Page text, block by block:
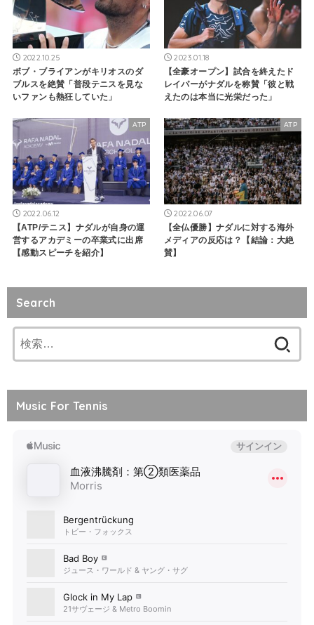
2022.10.25
ボブ・ブライアンがキリオスのダ
ブルスを絶賛「普段テニスを見な
いファンも熱狂していた」
2023.01.18
【全豪オープン】試合を終えたド
レイパーがナダルを称賛「彼と戦
えたのは本当に光栄だった」
ATP
2022.06.12
【ATP/テニス】ナダルが自身の運
営するアカデミーの卒業式に出席
【感動スピーチを紹介】
ATP
2022.06.07
【全仏優勝】ナダルに対する海外
メディアの反応は？【結論：大絶
賛】
Search
索:
Music For Tennis